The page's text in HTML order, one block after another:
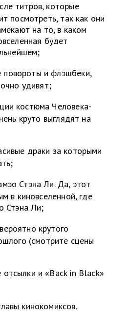
титров, которые
посмотреть, так как они
на то, в каком
будет
и флэшбеки,
удивят;
костюма Человека-
круто выглядят на
драки за которыми
Стэна Ли. Да, этот
в киновселенной, где
Стэна Ли;
крутого
(смотрите сцены
отсылки и «Back in Black»
кинокомиксов.